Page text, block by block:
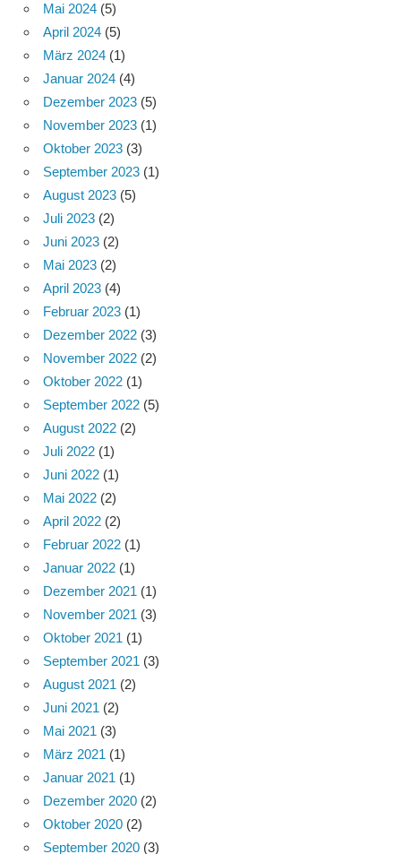
Mai 2024 (5)
April 2024 (5)
März 2024 (1)
Januar 2024 (4)
Dezember 2023 (5)
November 2023 (1)
Oktober 2023 (3)
September 2023 (1)
August 2023 (5)
Juli 2023 (2)
Juni 2023 (2)
Mai 2023 (2)
April 2023 (4)
Februar 2023 (1)
Dezember 2022 (3)
November 2022 (2)
Oktober 2022 (1)
September 2022 (5)
August 2022 (2)
Juli 2022 (1)
Juni 2022 (1)
Mai 2022 (2)
April 2022 (2)
Februar 2022 (1)
Januar 2022 (1)
Dezember 2021 (1)
November 2021 (3)
Oktober 2021 (1)
September 2021 (3)
August 2021 (2)
Juni 2021 (2)
Mai 2021 (3)
März 2021 (1)
Januar 2021 (1)
Dezember 2020 (2)
Oktober 2020 (2)
September 2020 (3)